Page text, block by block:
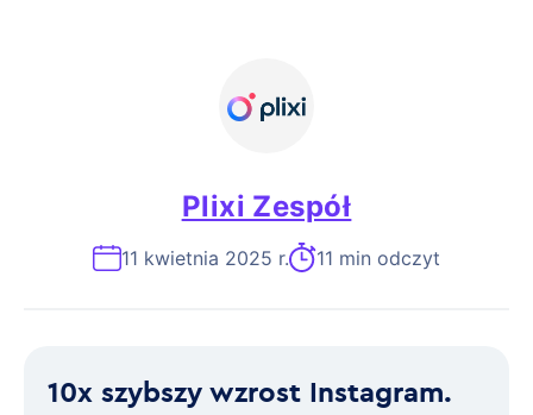
Plixi Zespół
11 kwietnia 2025 r. 11 min odczyt
10x szybszy wzrost Instagram.